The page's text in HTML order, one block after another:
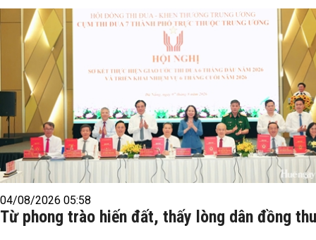
04/08/2026 05:58
Từ phong trào hiến đất, thấy lòng dân đồng